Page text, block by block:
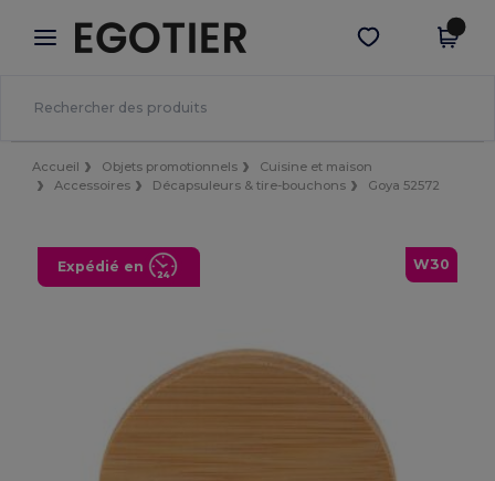
× Appli Egotier
Meilleurs prix sur l’app !
Obtenir l'appli
Accueil Objets promotionnels
Cuisine et maison
Accessoires
Décapsuleurs & tire-bouchons Goya 52572
W30
Expédié en